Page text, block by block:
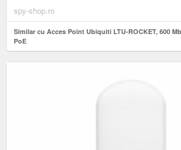
spy-shop.ro
Similar cu Acces Point Ubiquiti LTU-ROCKET, 600
PoE